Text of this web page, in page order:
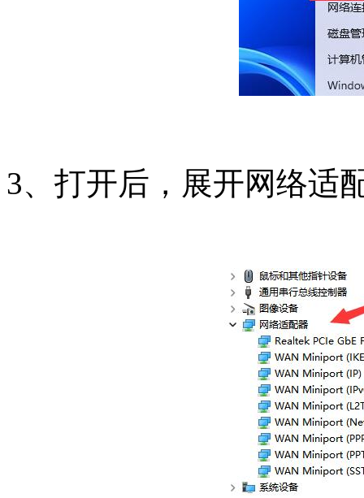
3、打开后，展开网络适